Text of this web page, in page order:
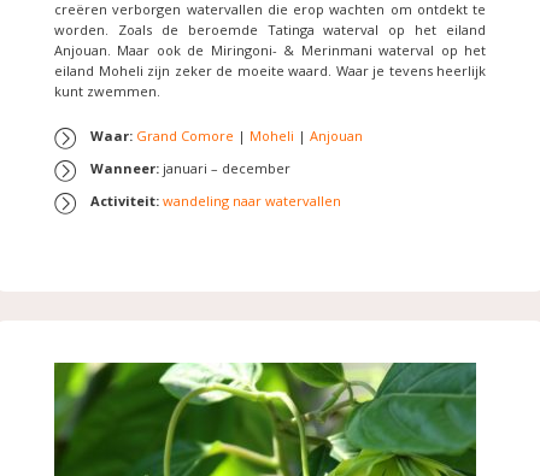
creëren verborgen watervallen die erop wachten om ontdekt te
worden. Zoals de beroemde Tatinga waterval op het eiland
Anjouan. Maar ook de Miringoni- & Merinmani waterval op het
eiland Moheli zijn zeker de moeite waard. Waar je tevens heerlijk
kunt zwemmen.
Waar: Grand Comore | Moheli | Anjouan
Wanneer: januari – december
Activiteit: wandeling naar watervallen